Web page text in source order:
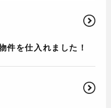
件を仕入れました！